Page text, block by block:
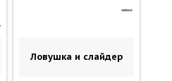
Ловушка и слайдер